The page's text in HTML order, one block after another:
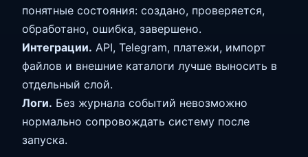
понятные состояния: создано, проверяется,
обработано, ошибка, завершено.
Интеграции. API, Telegram, платежи, импорт
файлов и внешние каталоги лучше выносить в
отдельный слой.
Логи. Без журнала событий невозможно
нормально сопровождать систему после
запуска.